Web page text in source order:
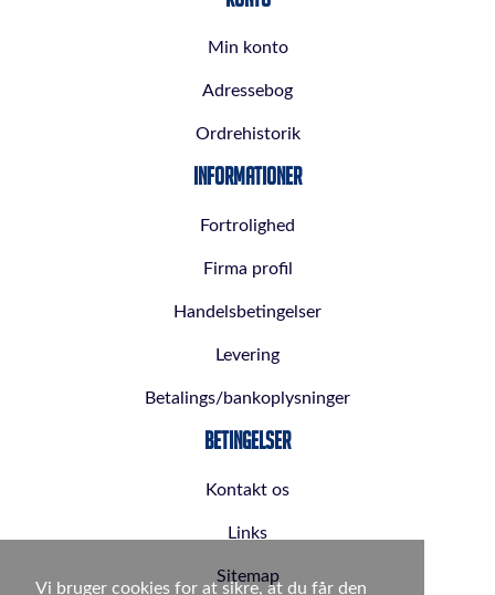
Vi bruger cookies for at sikre, at du får den
Min konto
Adressebog
Ordrehistorik
Informationer
Fortrolighed
Firma profil
Handelsbetingelser
Levering
Betalings/bankoplysninger
Betingelser
Kontakt os
Links
Sitemap